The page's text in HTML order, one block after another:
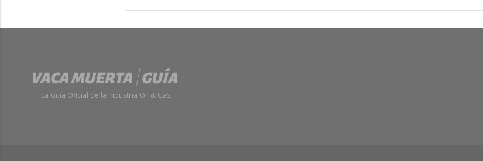
La Guía Oficial de la Industria Oil & Gas